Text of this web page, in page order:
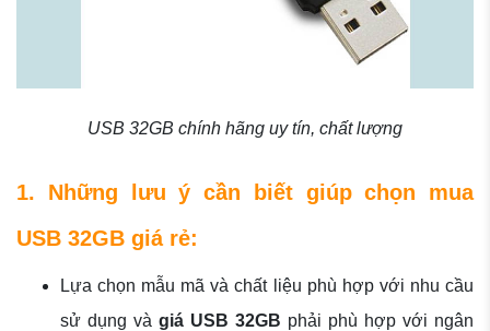
USB 32GB chính hãng uy tín, chất lượng
1. Những lưu ý cần biết giúp chọn mua
USB 32GB giá rẻ:
Lựa chọn mẫu mã và chất liệu phù hợp với nhu cầu
sử dụng và giá USB 32GB phải phù hợp với ngân